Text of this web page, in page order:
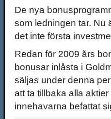
De nya
som ledningen tar. Nu
det inte första
Redan för 2009 års
bonusar inlåsta i
säljas under denna
att ta tillbaka alla
innehavarna befattat